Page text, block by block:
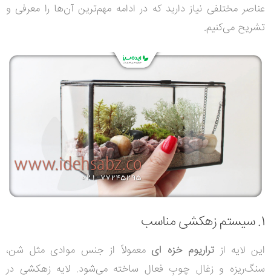
عناصر مختلفی نیاز دارید که در ادامه مهم‌ترین آن‌ها را معرفی و
تشریح می‌کنیم.
1. سیستم زهکشی مناسب
این لایه ازتراریوم خزه ای معمولاً از جنس موادی مثل شن،
سنگ‌ریزه و زغال چوبِ فعال ساخته می‌شود. لایه زهکشی در